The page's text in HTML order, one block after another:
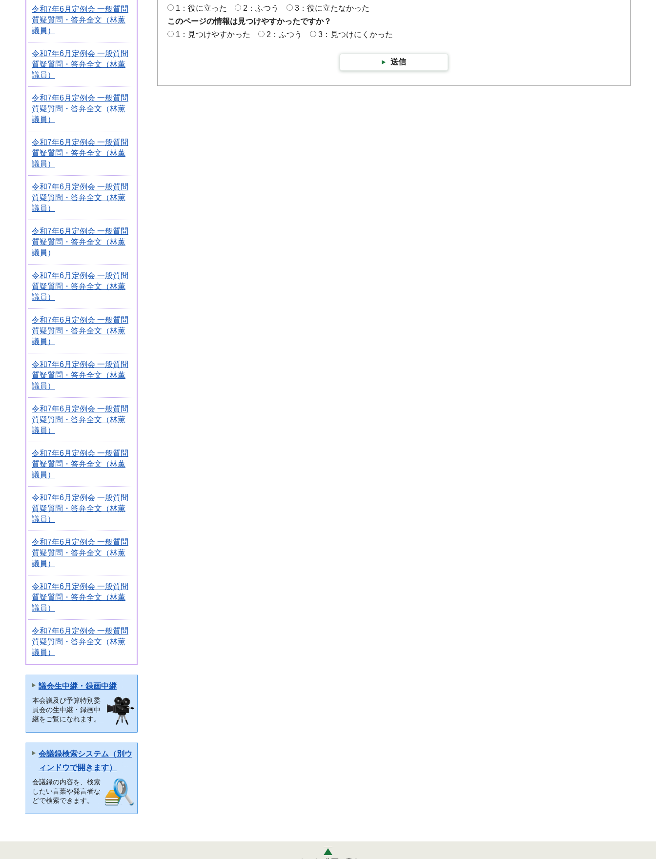
令和7年6月定例会 一般質問
質疑質問・答弁全文（林薫
議員）
令和7年6月定例会 一般質問
質疑質問・答弁全文（林薫
議員）
令和7年6月定例会 一般質問
質疑質問・答弁全文（林薫
議員）
令和7年6月定例会 一般質問
質疑質問・答弁全文（林薫
議員）
令和7年6月定例会 一般質問
質疑質問・答弁全文（林薫
議員）
令和7年6月定例会 一般質問
質疑質問・答弁全文（林薫
議員）
令和7年6月定例会 一般質問
質疑質問・答弁全文（林薫
議員）
令和7年6月定例会 一般質問
質疑質問・答弁全文（林薫
議員）
令和7年6月定例会 一般質問
質疑質問・答弁全文（林薫
議員）
令和7年6月定例会 一般質問
質疑質問・答弁全文（林薫
議員）
令和7年6月定例会 一般質問
質疑質問・答弁全文（林薫
議員）
令和7年6月定例会 一般質問
質疑質問・答弁全文（林薫
議員）
令和7年6月定例会 一般質問
質疑質問・答弁全文（林薫
議員）
令和7年6月定例会 一般質問
質疑質問・答弁全文（林薫
議員）
令和7年6月定例会 一般質問
質疑質問・答弁全文（林薫
議員）
議会生中継・録画中継
本会議及び予算特別委
員会の生中継・録画中
継をご覧になれます。
会議録検索システム（別ウ
ィンドウで開きます）
会議録の内容を、検索
したい言葉や発言者な
どで検索できます。
1：役に立った
2：ふつう
3：役に立たなかった
このページの情報は見つけやすかったですか？
1：見つけやすかった
2：ふつう 3：見つけにくかった
送信